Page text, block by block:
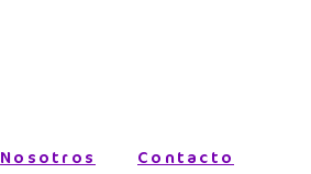
Nosotros Contacto